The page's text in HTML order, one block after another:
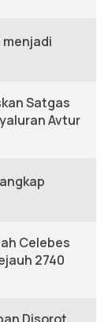
menjadi
Satgas
Avtur
Celebes
2740
Disorot,